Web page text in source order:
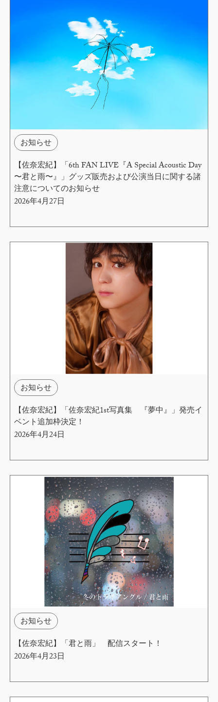
お知らせ
【佐奈宏紀】「6th FAN LIVE『A Special Acoustic Day
〜君と雨〜』」グッズ販売および公演当日に関する諸
注意についてのお知らせ
2026年4月27日
お知らせ
【佐奈宏紀】「佐奈宏紀1st写真集 『夢中』」発売イ
ベント追加枠決定！
2026年4月24日
お知らせ
【佐奈宏紀】「君と雨」 配信スタート！
2026年4月23日